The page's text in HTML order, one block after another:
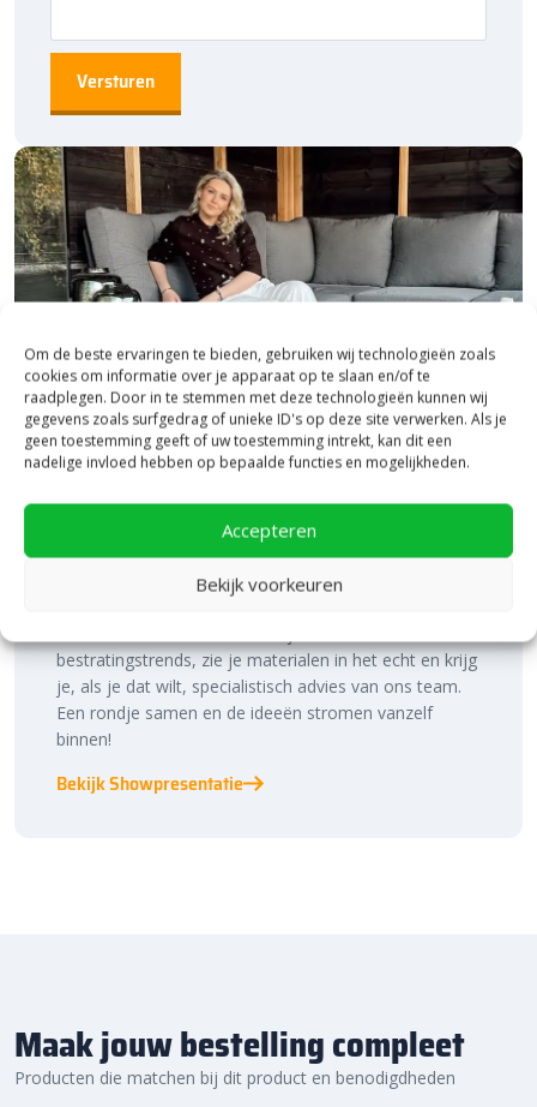
Om de beste ervaringen te bieden, gebruiken wij technologieën zoals
cookies om informatie over je apparaat op te slaan en/of te
raadplegen. Door in te stemmen met deze technologieën kunnen wij
gegevens zoals surfgedrag of unieke ID's op deze site verwerken. Als je
geen toestemming geeft of uw toestemming intrekt, kan dit een
nadelige invloed hebben op bepaalde functies en mogelijkheden.
Accepteren
Bekijk voorkeuren
100×100 cm
120×60 cm
Bestratingsmarkt.com: de beste prijs,
snelle levering
Bij Bestratingsmarkt.com ben je verzekerd van de beste prijs in
Nederland. Dankzij onze ruime voorraad en snelle levering kun je
ook nog eens snel aan de slag met jouw tuinproject. Bestel
daarom vandaag nog. Ontdek de hoogwaardige kwaliteit en
zitelement bij Bestratingsmarkt.com.
Bezoek onze vestiging in Heerde,
inspiratie binnen én buiten!
bestratingstrends, zie je materialen in het echt en krijg
je, als je dat wilt, specialistisch advies van ons team.
Een rondje samen en de ideeën stromen vanzelf
binnen!
Bekijk Showpresentatie
Maak jouw bestelling compleet
Producten die matchen bij dit product en benodigdheden